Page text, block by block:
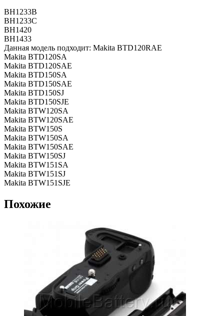
BH1233B
BH1233C
BH1420
BH1433
Данная модель подходит: Makita BTD120RAE
Makita BTD120SA
Makita BTD120SAE
Makita BTD150SA
Makita BTD150SAE
Makita BTD150SJ
Makita BTD150SJE
Makita BTW120SA
Makita BTW120SAE
Makita BTW150S
Makita BTW150SA
Makita BTW150SAE
Makita BTW150SJ
Makita BTW151SA
Makita BTW151SJ
Makita BTW151SJE
Похожие